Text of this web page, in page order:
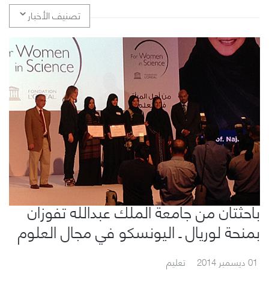
تصنيف الأخبار
باحثتان من جامعة الملك عبدالله تفوزان
بمنحة لوريال ـ اليونسكو في مجال العلوم
01 ديسمبر 2014 تعليم